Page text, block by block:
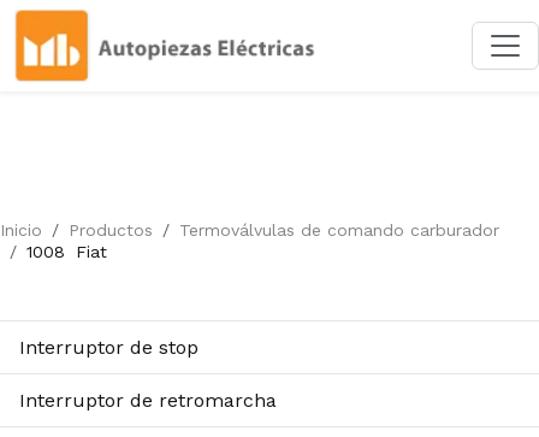
Inicio Productos
Termoválvulas de comando carburador
1008
Fiat
Interruptor de stop
Interruptor de retromarcha